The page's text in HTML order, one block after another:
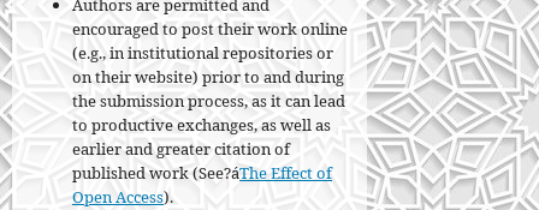
Authors are permitted and
encouraged to post their work online
(e.g., in institutional repositories or
on their website) prior to and during
the submission process, as it can lead
to productive exchanges, as well as
earlier and greater citation of
published work (See?áThe Effect of
Open Access).